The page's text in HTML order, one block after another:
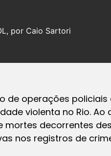
por Caio Sartori
de operações
violenta no Rio.
mortes decorrentes
nos registros de